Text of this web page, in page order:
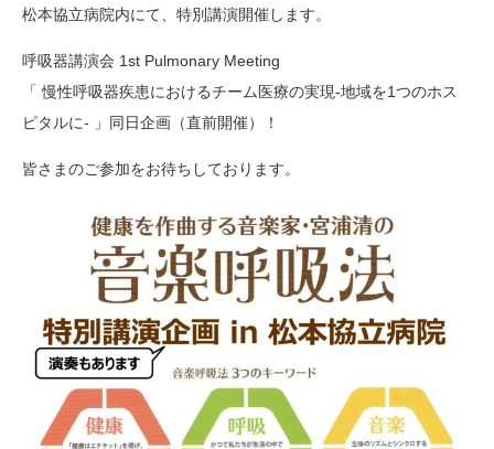
松本協立病院内にて、特別講演開催します。
呼吸器講演会 1st Pulmonary Meeting
「 慢性呼吸器疾患におけるチーム医療の実現-地域を1つのホス
ピタルに- 」同日企画（直前開催）！
皆さまのご参加をお待ちしております。